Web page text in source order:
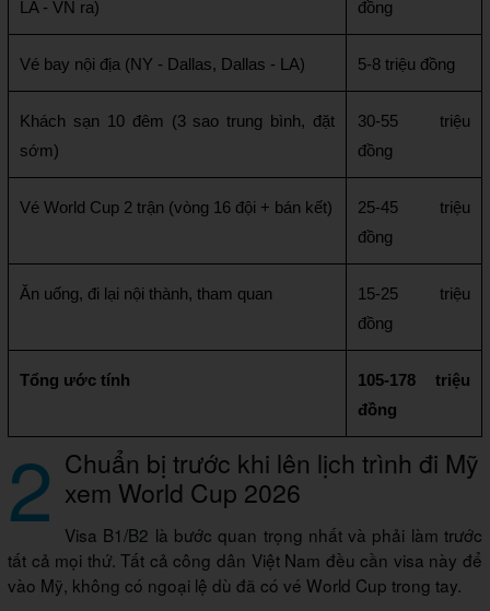
LA - VN ra) đồng
Vé bay nội địa (NY - Dallas, Dallas - LA) 5-8 triệu đồng
Khách sạn 10 đêm (3 sao trung bình, đặt
sớm)
30-55 triệu
đồng
Vé World Cup 2 trận (vòng 16 đội + bán kết)
25-45 triệu
đồng
Ăn uống, đi lại nội thành, tham quan
15-25 triệu
đồng
Tổng ước tính
105-178 triệu
đồng
2 Chuẩn bị trước khi lên lịch trình đi Mỹ
xem World Cup 2026
Visa B1/B2 là bước quan trọng nhất và phải làm trước
tất cả mọi thứ. Tất cả công dân Việt Nam đều cần visa này để
vào Mỹ, không có ngoại lệ dù đã có vé World Cup trong tay.